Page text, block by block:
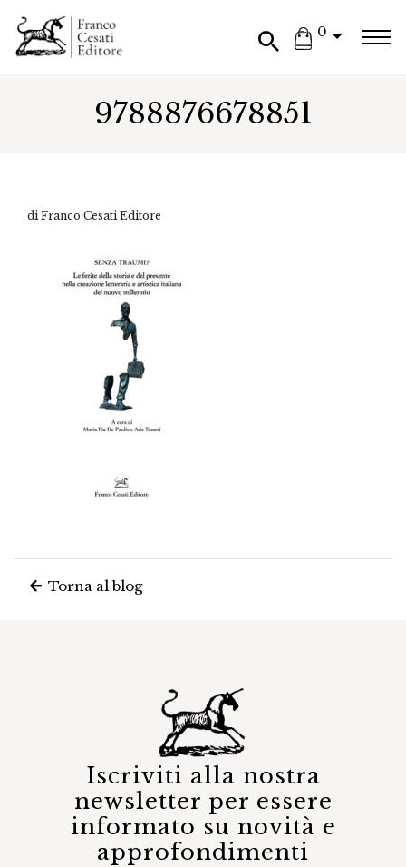
0
9788876678851
di Franco Cesati Editore
Torna al blog
Iscriviti alla nostra
newsletter per essere
informato su novità e
approfondimenti